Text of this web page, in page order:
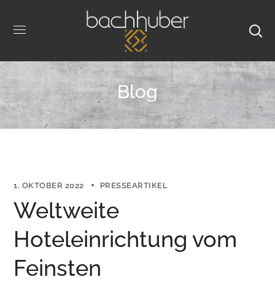
Blog
1. OKTOBER 2022 PRESSEARTIKEL
Weltweite
Hoteleinrichtung vom
Feinsten